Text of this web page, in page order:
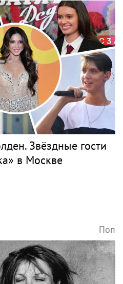
Звёздные гости
в Москве
Поп